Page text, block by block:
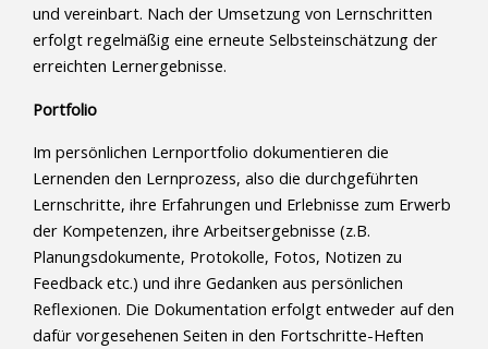
und vereinbart. Nach der Umsetzung von Lernschritten
erfolgt regelmäßig eine erneute Selbsteinschätzung der
erreichten Lernergebnisse.
Portfolio
Im persönlichen Lernportfolio dokumentieren die
Lernenden den Lernprozess, also die durchgeführten
Lernschritte, ihre Erfahrungen und Erlebnisse zum Erwerb
der Kompetenzen, ihre Arbeitsergebnisse (z.B.
Planungsdokumente, Protokolle, Fotos, Notizen zu
Feedback etc.) und ihre Gedanken aus persönlichen
Reflexionen. Die Dokumentation erfolgt entweder auf den
dafür vorgesehenen Seiten in den Fortschritte-Heften